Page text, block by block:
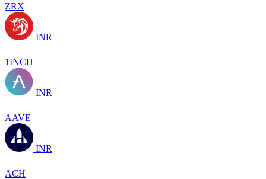
ZRX
INR
1INCH
INR
AAVE
INR
ACH